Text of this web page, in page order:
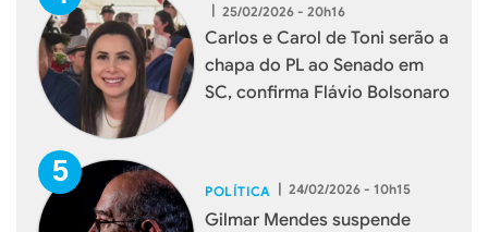
| 25/02/2026 - 20h16
Carlos e Carol de Toni serão a
chapa do PL ao Senado em
SC, confirma Flávio Bolsonaro
POLÍTICA | 24/02/2026 - 10h15
Gilmar Mendes suspende